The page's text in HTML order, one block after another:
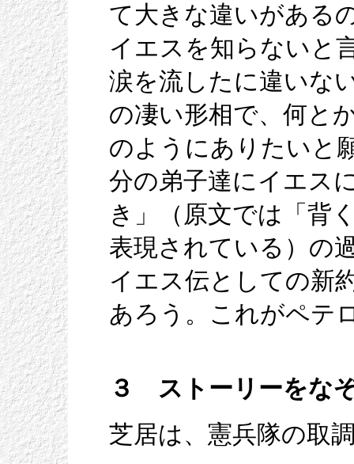
て大きな違いがある
イエスを知らないと
涙を流したに違いな
の凄い形相で、何と
のようにありたいと
分の弟子達にイエス
き」（原文では「背
表現されている）の
イエス伝としての新
あろう。これがペテ
３ ストーリーをな
芝居は、憲兵隊の取